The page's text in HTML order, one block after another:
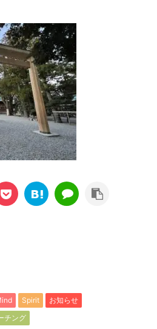
Spirit
お知らせ
チング